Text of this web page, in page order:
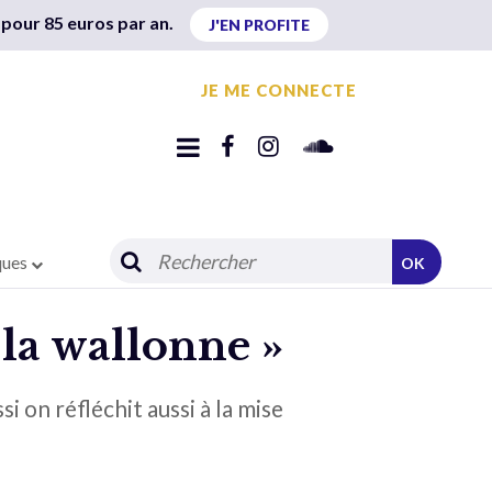
85 euros par an. J'EN PROFITE
JE ME CONNECTE
OK
wallonne »
on réfléchit aussi à la mise